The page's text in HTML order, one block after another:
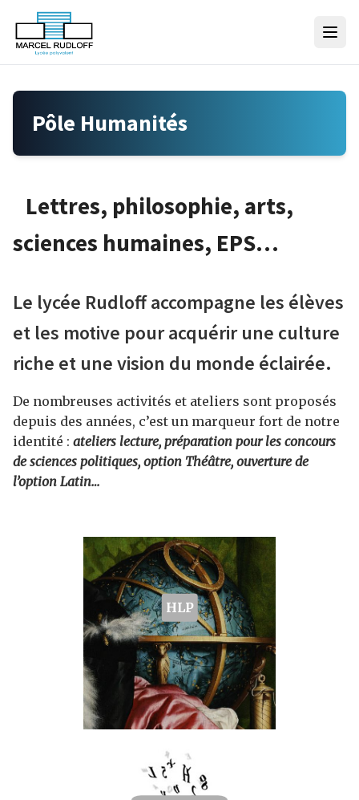
Skip to content
Pôle Humanités
Lettres, philosophie, arts,
sciences humaines, EPS…
Le lycée Rudloff accompagne les élèves
et les motive pour acquérir une culture
riche et une vision du monde éclairée.
De nombreuses activités et ateliers sont proposés
depuis des années, c’est un marqueur fort de notre
identité : ateliers lecture, préparation pour les concours
de sciences politiques, option Théâtre, ouverture de
l’option Latin…
HLP